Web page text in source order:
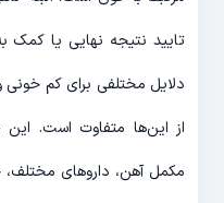
تایید نتیجه نهایی یا
دلایل مختلفی برای کم
از این‌ها متفاوت است.
مکمل آهن، داروهای